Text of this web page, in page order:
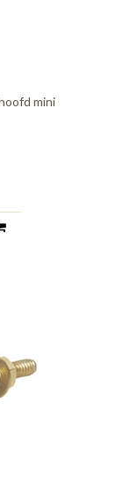
mini